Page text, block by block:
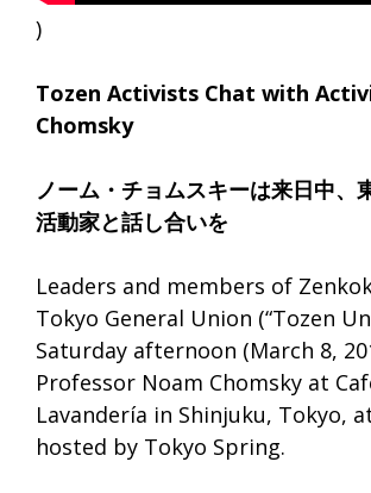
)
Tozen Activists Chat with
Chomsky
ノーム・チョムスキーは来日中、
活動家と話し合いを
Leaders and members of
Tokyo General Union (“Tozen
Saturday afternoon (March 8,
Professor Noam Chomsky at
Lavandería in Shinjuku, Tokyo,
hosted by Tokyo Spring.